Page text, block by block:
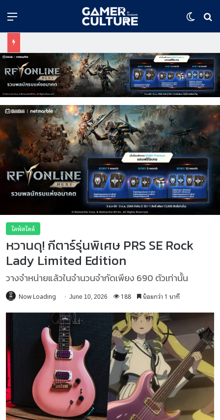
Menu
ไลฟ์สไตล์
หวานดุ! กีตาร์รุ่นพิเศษ PRS SE Rock
Lady Limited Edition
วางจำหน่ายแล้วในจำนวนจำกัดเพียง 690 ตัวเท่านั้น
Now Loading June 10, 2026 188 น้อยกว่า 1 นาที